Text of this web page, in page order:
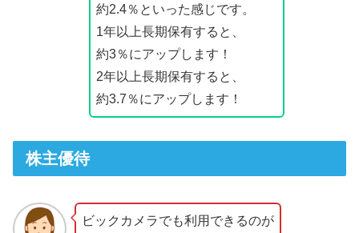
約2.4％といった感じです。
1年以上長期保有すると、
約3％にアップします！
2年以上長期保有すると、
約3.7％にアップします！
株主優待
ビックカメラでも利用できるのが